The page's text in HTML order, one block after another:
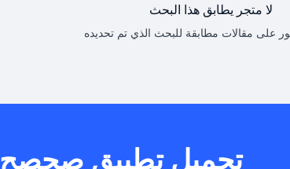
لا متجر يطابق هذا البحث
تحميل تطبيق صحصح